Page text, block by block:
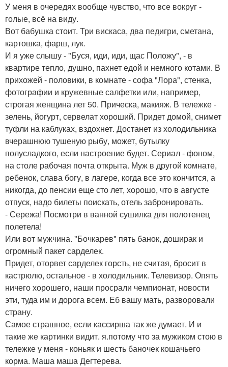
У меня в очередях вообще чувство, что все вокруг -
голые, всё на виду.
Вот бабушка стоит. Три вискаса, два педигри, сметана,
картошка, фарш, лук.
И я уже слышу - "Буся, иди, иди, щас Положу", - в
квартире тепло, душно, пахнет едой и немного котами. В
прихожей - половики, в комнате - софа "Лора", стенка,
фотографии и кружевные салфетки или, например,
строгая женщина лет 50. Прическа, макияж. В тележке -
зелень, йогурт, сервелат хороший. Придет домой, снимет
туфли на каблуках, вздохнет. Достанет из холодильника
вчерашнюю тушеную рыбу, может, бутылку
полусладкого, если настроение будет. Сериал - фоном,
на столе рабочая почта открыта. Муж в другой комнате,
ребенок, слава богу, в лагере, когда все это кончится, а
никогда, до пенсии еще сто лет, хорошо, что в августе
отпуск, надо билеты поискать, отель забронировать.
- Сережа! Посмотри в ванной сушилка для полотенец
полетела!
Или вот мужчина. "Бочкарев" пять банок, доширак и
огромный пакет сарделек.
Придет, оторвет сарделек горсть, не считая, бросит в
кастрюлю, остальное - в холодильник. Телевизор. Опять
ничего хорошего, наши просрали чемпионат, новости
эти, туда им и дорога всем. Еб вашу мать, разворовали
страну.
Самое страшное, если кассирша так же думает. И и
такие же картинки видит. я.потому что за мужиком стою в
тележке у меня - коньяк и шесть баночек кошачьего
корма. Маша маша Дегтерева.